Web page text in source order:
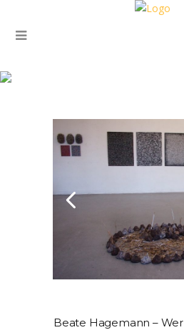
Beate Hagemann –